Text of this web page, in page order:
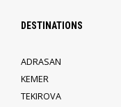
DESTINATIONS
ADRASAN
KEMER
TEKIROVA